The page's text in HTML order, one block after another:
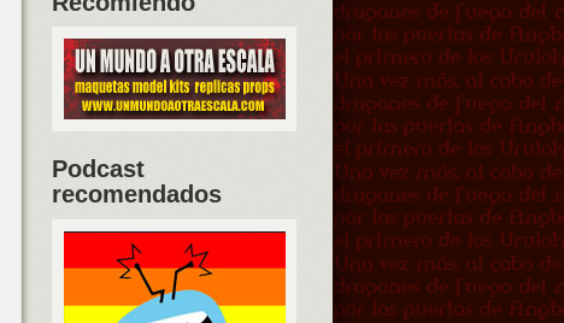
Podcast
recomendados